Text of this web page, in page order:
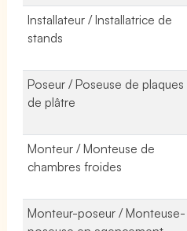
Installateur / Installatrice de
stands
Poseur / Poseuse de plaques
de plâtre
Monteur / Monteuse de
chambres froides
Monteur-poseur / Monteuse-